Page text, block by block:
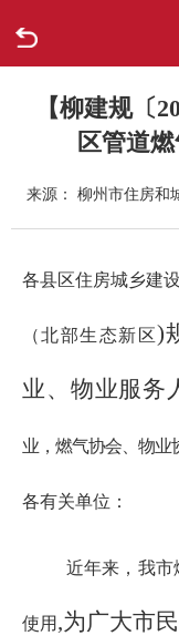
走进柳城
政府信息公开
网上办事
互动回应
【柳建规〔
区管道
来源： 柳州市住房和
各县区住房城乡建
（北部生态新区)
业、物业服务
业，燃气协会、物业
各有关单位：
近年来，我市
使用 ,为广大市